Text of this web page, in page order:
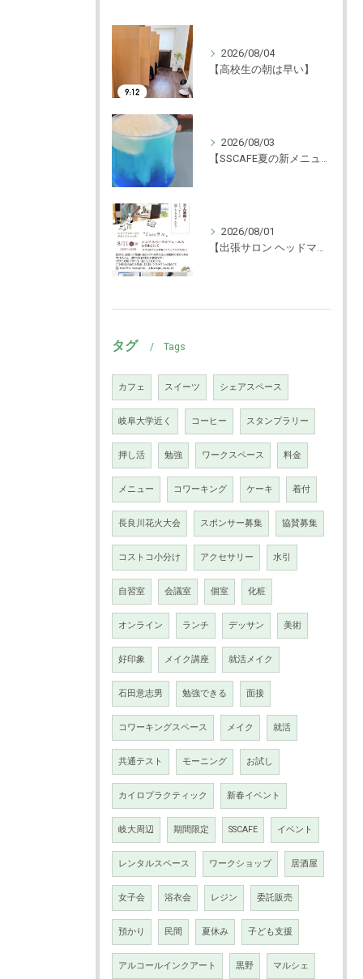
2026/08/04
【高校生の朝は早い】
2026/08/03
【SSCAFE夏の新メニュー🍨】
2026/08/01
【出張サロン ヘッドマッサージ体験！】
タグ Tags
カフェ スイーツ シェアスペース
岐阜大学近く コーヒー スタンプラリー
押し活 勉強 ワークスペース 料金
メニュー コワーキング ケーキ 着付
長良川花火大会 スポンサー募集 協賛募集
コストコ小分け アクセサリー 水引
自習室 会議室 個室 化粧
オンライン ランチ デッサン 美術
好印象 メイク講座 就活メイク
石田意志男 勉強できる 面接
コワーキングスペース メイク 就活
共通テスト モーニング お試し
カイロプラクティック 新春イベント
岐大周辺 期間限定 SSCAFE イベント
レンタルスペース ワークショップ 居酒屋
女子会 浴衣会 レジン 委託販売
預かり 民間 夏休み 子ども支援
アルコールインクアート 黒野 マルシェ